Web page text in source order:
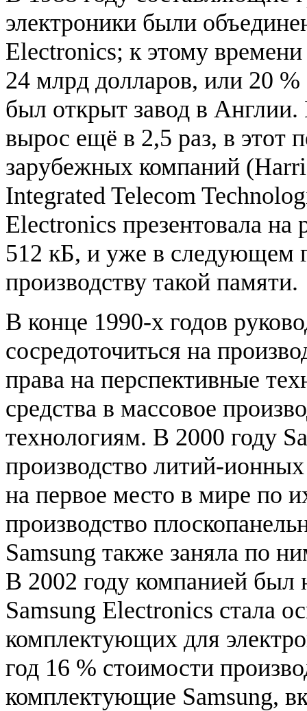
электроники были
Electronics; к этому
24 млрд долларов, или 20
был открыт завод в
вырос ещё в 2,5 раз, в этот
зарубежных компаний
Integrated Telecom
Electronics презентовала
512 кБ, и уже в следующем
производству такой памяти.
В конце 1990-х годов
сосредоточиться на
права на перспективные
средства в массовое
технологиям. В 2000 году
производство литий-
на первое место в мире по
производство
Samsung также заняла по
В 2002 году компанией
Samsung Electronics стала
комплектующих для
год 16 % стоимости
комплектующие Samsung,